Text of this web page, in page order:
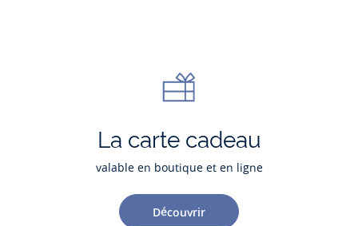
La carte cadeau
valable en boutique et en ligne
Découvrir